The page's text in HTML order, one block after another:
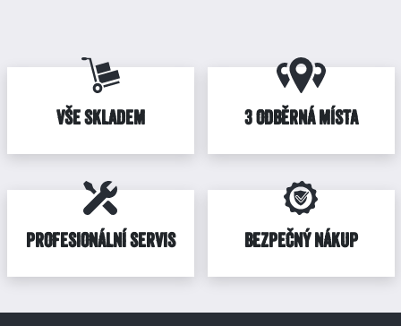
VŠE SKLADEM 3 ODBĚRNÁ MÍSTA
PROFESIONÁLNÍ SERVIS BEZPEČNÝ NÁKUP